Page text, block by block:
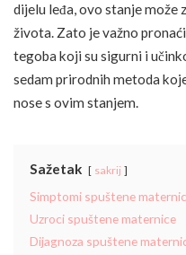
dijelu leđa, ovo stanje može
života. Zato je važno
tegoba koji su sigurni i
sedam prirodnih metoda
nose s ovim stanjem.
Sažetak sakrij
Simptomi spuštene
Uzroci spuštene maternice
Dijagnoza spuštene